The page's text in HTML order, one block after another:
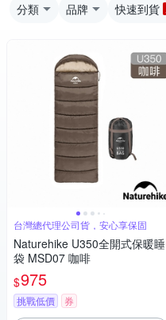
分類 品牌 快速到貨
台灣總代理公司貨，安心享保固
Naturehike U350全開式保暖睡
袋 MSD07 咖啡
$975
挑戰低價 券